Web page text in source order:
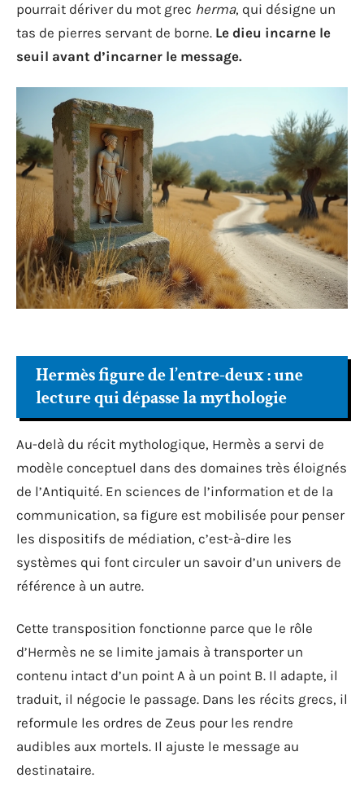
pourrait dériver du mot grec herma, qui désigne un
tas de pierres servant de borne. Le dieu incarne le
seuil avant d’incarner le message.
Hermès figure de l’entre-deux : une
lecture qui dépasse la mythologie
Au-delà du récit mythologique, Hermès a servi de
modèle conceptuel dans des domaines très éloignés
de l’Antiquité. En sciences de l’information et de la
communication, sa figure est mobilisée pour penser
les dispositifs de médiation, c’est-à-dire les
systèmes qui font circuler un savoir d’un univers de
référence à un autre.
Cette transposition fonctionne parce que le rôle
d’Hermès ne se limite jamais à transporter un
contenu intact d’un point A à un point B. Il adapte, il
traduit, il négocie le passage. Dans les récits grecs, il
reformule les ordres de Zeus pour les rendre
audibles aux mortels. Il ajuste le message au
destinataire.